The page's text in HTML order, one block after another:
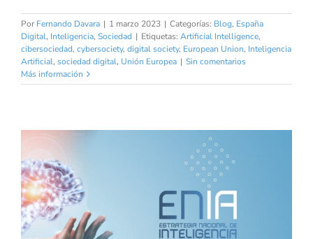
Por Fernando Davara | 1 marzo 2023 | Categorías: Blog, España
Digital, Inteligencia, Sociedad | Etiquetas: Artificial Intelligence,
cibersociedad, cybersociety, digital society, European Union, Inteligencia
Artificial, sociedad digital, Unión Europea | Sin comentarios
Más información